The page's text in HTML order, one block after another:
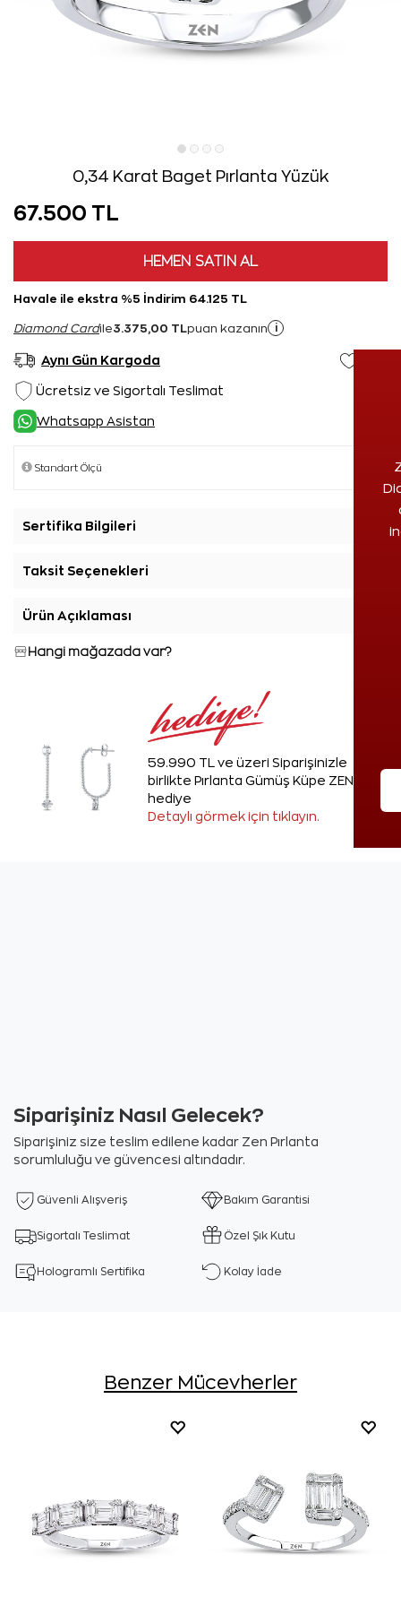
0,34 Karat Baget Pırlanta Yüzük
67.500 TL
HEMEN SATIN AL
Havale ile ekstra %5 İndirim 64.125 TL
Diamond Cardile3.375,00 TL puan kazanın i
Aynı Gün Kargoda
Ücretsiz ve Sigortalı Teslimat
Whatsapp Asistan
Sertifika Bilgileri
Taksit Seçenekleri
Ürün Açıklaması
Hangi mağazada var?
59.990 TL ve üzeri Siparişinizle
birlikte Pırlanta Gümüş Küpe ZEN'den
hediye
Detaylı görmek için tıklayın.
Siparişiniz Nasıl Gelecek?
Siparişiniz size teslim edilene kadar Zen Pırlanta
sorumluluğu ve güvencesi altındadır.
Güvenli Alışveriş Bakım Garantisi
Sigortalı Teslimat Özel Şık Kutu
Hologramlı Sertifika Kolay İade
Benzer Mücevherler